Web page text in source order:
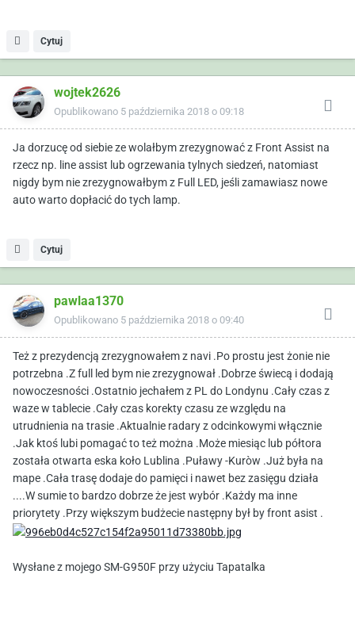
Cytuj
wojtek2626
Opublikowano 5 października 2018 o 09:18
Ja dorzucę od siebie ze wolałbym zrezygnować z Front Assist na
rzecz np. line assist lub ogrzewania tylnych siedzeń, natomiast
nigdy bym nie zrezygnowałbym z Full LED, jeśli zamawiasz nowe
auto warto dopłacić do tych lamp.
Cytuj
pawlaa1370
Opublikowano 5 października 2018 o 09:40
Też z prezydencją zrezygnowałem z navi .Po prostu jest żonie nie
potrzebna .Z full led bym nie zrezygnował .Dobrze świecą i dodają
nowoczesności .Ostatnio jechałem z PL do Londynu .Cały czas z
waze w tablecie .Cały czas korekty czasu ze względu na
utrudnienia na trasie .Aktualnie radary z odcinkowymi włącznie
.Jak ktoś lubi pomagać to też można .Może miesiąc lub półtora
została otwarta eska koło Lublina .Puławy -Kuròw .Już była na
mape .Cała trasę dodaje do pamięci i nawet bez zasięgu działa
....W sumie to bardzo dobrze że jest wybór .Każdy ma inne
priorytety .Przy większym budżecie następny był by front asist .
Wysłane z mojego SM-G950F przy użyciu Tapatalka